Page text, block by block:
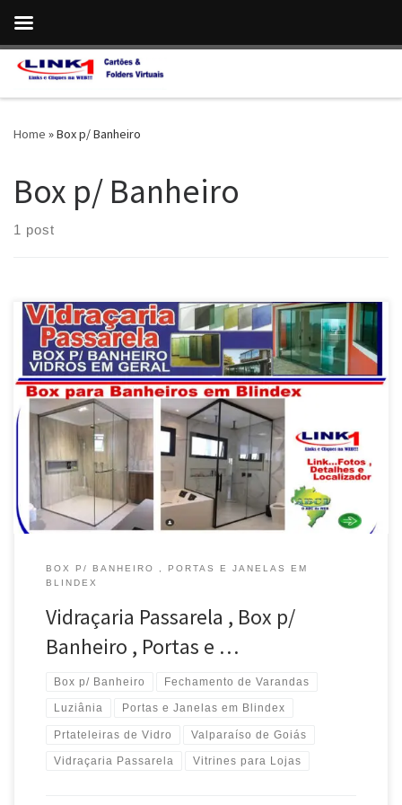
Skip to content
Home »Box p/ Banheiro
Box p/ Banheiro
1 post
Vidraçaria Passarela , Box para Banheiro , Portas e Janelas em
Blindex em Luziânia / GO Fechamento de Varandas e Sacadas em
Blindex , Prateleiras e Vitrines para Lojas , atende Lago Sul / DF
Fechamento de Varandas, Portas e Janelas , Box para Banheiro
em Blindex , Instala em […]
BOX P/ BANHEIRO , PORTAS E JANELAS EM
BLINDEX
Vidraçaria Passarela , Box p/
Banheiro , Portas e …
Box p/ Banheiro Fechamento de Varandas
Luziânia Portas e Janelas em Blindex
Prtateleiras de Vidro Valparaíso de Goiás
Vidraçaria Passarela Vitrines para Lojas